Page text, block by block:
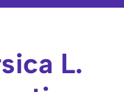
L.